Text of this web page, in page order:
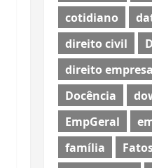
cotidiano
direito civil
direito
Docência
EmpGeral
família